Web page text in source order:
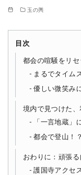
玉の輿
目次
都会の喧騒をリ
まるでタイム
優しい微笑み
境内で見つけた
「一言地蔵」
都会で登山！
おわりに：頑張
護国寺アクセ